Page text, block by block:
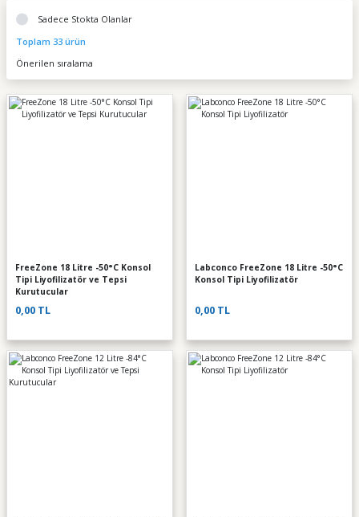
Sadece Stokta Olanlar
Toplam 33 ürün
FreeZone 18 Litre -50°C Konsol
Tipi Liyofilizatör ve Tepsi
Kurutucular
0,00 TL
Labconco FreeZone 18 Litre -50°C
Konsol Tipi Liyofilizatör
0,00 TL